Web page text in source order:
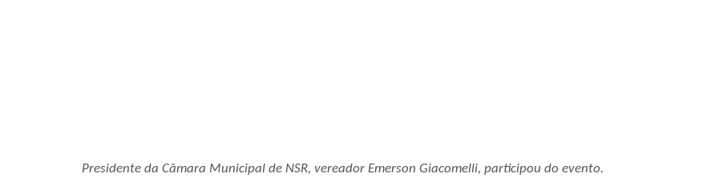
Presidente da Câmara Municipal de NSR, vereador Emerson Giacomelli, participou do evento.